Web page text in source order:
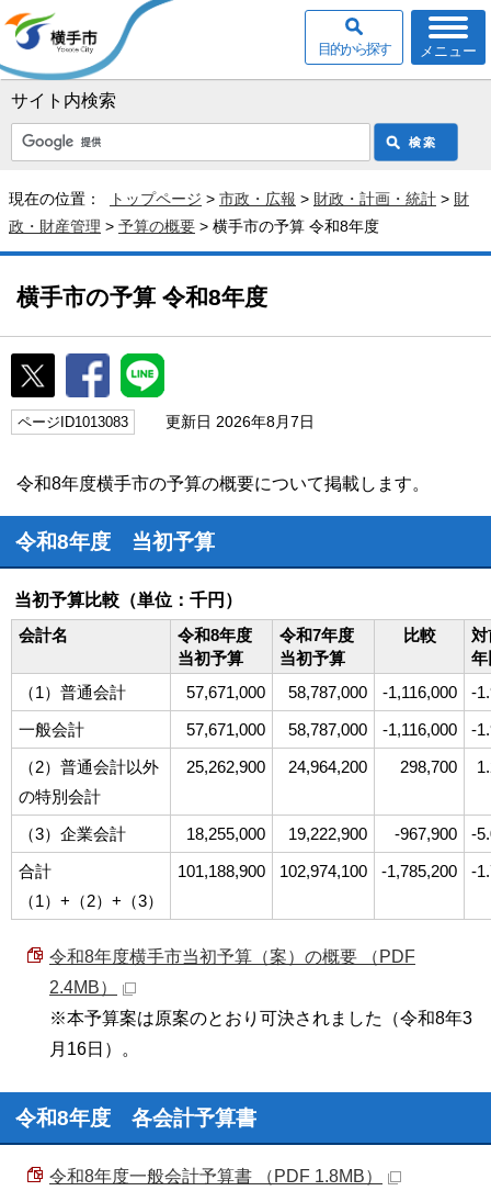
サイト内検索
メニュー
目的から探す
現在の位置： トップページ > 市政・広報 > 財政・計画・統計 > 財
政・財産管理 > 予算の概要 > 横手市の予算 令和8年度
横手市の予算 令和8年度
ページID1013083 更新日 2026年8月7日
令和8年度横手市の予算の概要について掲載します。
令和8年度 当初予算
当初予算比較（単位：千円）
会計名
令和8年度
当初予算
令和7年度
当初予算
比較
対
年
（1）普通会計
57,671,000 58,787,000 -1,116,000
-
一般会計
57,671,000 58,787,000 -1,116,000
-
（2）普通会計以外
の特別会計
25,262,900 24,964,200 298,700
（3）企業会計 18,255,000 19,222,900 -967,900
-
合計
（1）+（2）+（3）
101,188,900 102,974,100 -1,785,200 -
令和8年度横手市当初予算（案）の概要 （PDF
2.4MB）
※本予算案は原案のとおり可決されました（令和8年3
月16日）。
令和8年度 各会計予算書
令和8年度一般会計予算書 （PDF 1.8MB）